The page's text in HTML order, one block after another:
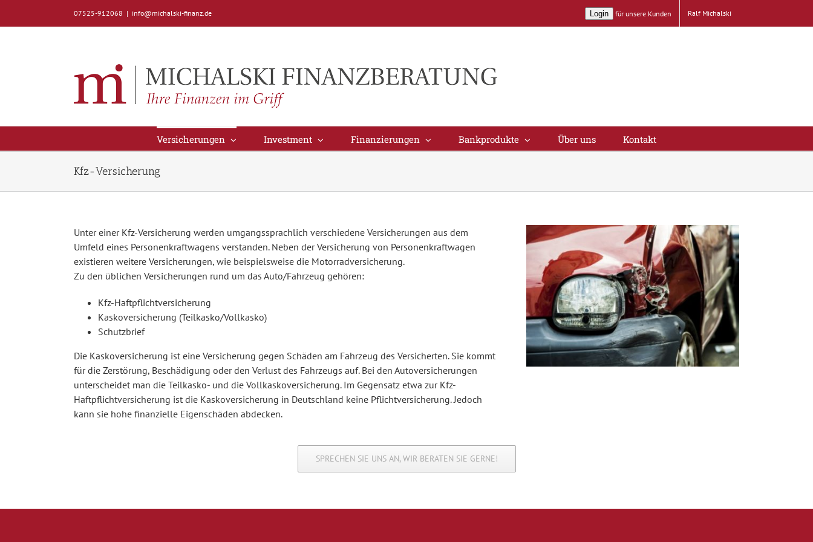
07525-912068 | info@michalski-finanz.de Login für unsere Kunden Ralf Michalski
Versicherungen Investment Finanzierungen Bankprodukte Über uns Kontakt
Kfz-Versicherung
Unter einer Kfz-Versicherung werden umgangssprachlich verschiedene Versicherungen aus dem
Umfeld eines Personenkraftwagens verstanden. Neben der Versicherung von Personenkraftwagen
existieren weitere Versicherungen, wie beispielsweise die Motorradversicherung.
Zu den üblichen Versicherungen rund um das Auto/Fahrzeug gehören:
Kfz-Haftpflichtversicherung
Kaskoversicherung (Teilkasko/Vollkasko)
Schutzbrief
Die Kaskoversicherung ist eine Versicherung gegen Schäden am Fahrzeug des Versicherten. Sie kommt
für die Zerstörung, Beschädigung oder den Verlust des Fahrzeugs auf. Bei den Autoversicherungen
unterscheidet man die Teilkasko- und die Vollkaskoversicherung. Im Gegensatz etwa zur Kfz-
Haftpflichtversicherung ist die Kaskoversicherung in Deutschland keine Pflichtversicherung. Jedoch
kann sie hohe finanzielle Eigenschäden abdecken.
SPRECHEN SIE UNS AN, WIR BERATEN SIE GERNE!